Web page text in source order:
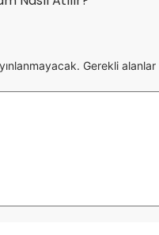
Gerekli alanlar